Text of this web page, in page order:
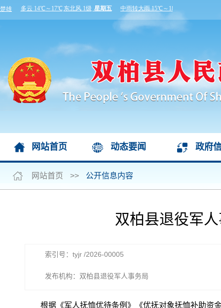
网站首页 动态要闻 政府
网站首页 >> 公开信息内容
双柏县退役军
索引号：tyjr /2026-00005
发布机构：双柏县退役军人事务局
根据《军人抚恤优待条例》《优抚对象抚恤补助资